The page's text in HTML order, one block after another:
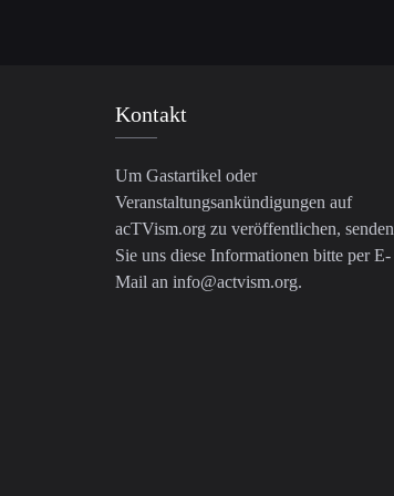
Kontakt
Um Gastartikel oder
Veranstaltungsankündigungen auf
acTVism.org zu veröffentlichen, senden
Sie uns diese Informationen bitte per E-
Mail an info@actvism.org.